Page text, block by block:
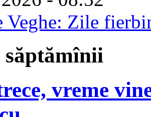
Veghe: Zile
săptămînii
vreme